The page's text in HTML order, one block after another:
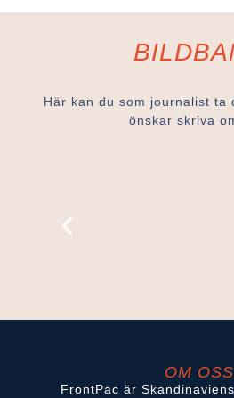
Här kan du som journalist ta
önskar skriva
OM OSS
FrontPac är